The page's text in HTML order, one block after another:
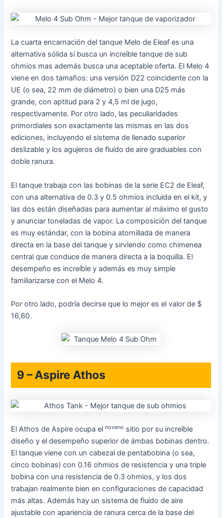
La cuarta encarnación del tanque Melo de Eleaf es una
alternativa sólida si busca un increíble tanque de sub
ohmios mas además busca una aceptable oferta. El Melo 4
viene en dos tamaños: una versión D22 coincidente con la
UE (o sea, 22 mm de diámetro) o bien una D25 más
grande, con aptitud para 2 y 4,5 ml de jugo,
respectivamente. Por otro lado, las peculiaridades
primordiales son exactamente las mismas en las dos
ediciones, incluyendo el sistema de llenado superior
deslizable y los agujeros de fluído de aire graduables con
doble ranura.
El tanque trabaja con las bobinas de la serie EC2 de Eleaf,
con una alternativa de 0.3 y 0.5 ohmios incluida en el kit, y
las dos están diseñadas para aumentar al máximo el gusto
y anunciar toneladas de vapor. La composición del tanque
es muy estándar, con la bobina atornillada de manera
directa en la base del tanque y sirviendo como chimenea
central que conduce de manera directa a la boquilla. El
desempeño es increíble y además es muy simple
familiarizarse con el Melo 4.
Por otro lado, podría decirse que lo mejor es el valor de $
16,60.
9 – Aspire Athos
El Athos de Aspire ocupa elnoveno sitio por su increíble
diseño y el desempeño superior de ámbas bobinas dentro.
El tanque viene con un cabezal de pentabobina (o sea,
cinco bobinas) con 0.16 ohmios de resistencia y una triple
bobina con una resistencia de 0.3 ohmios, y los dos
trabajan realmente bien en configuraciones de capacidad
más altas. Además hay un sistema de fluído de aire
ajustable con apariencia de ranura cerca de la base del